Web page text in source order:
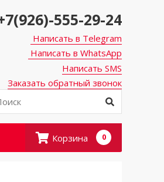
555-29-24
Написать в Telegram
Написать в WhatsApp
Написать SMS
Заказать обратный звонок
Корзина 0